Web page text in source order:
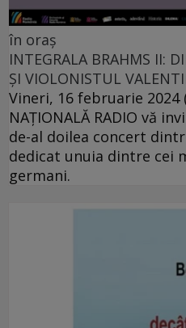
în oraș
INTEGRALA BRAHMS II:
ȘI VIOLONISTUL
Vineri, 16 februarie 2024
NAŢIONALĂ RADIO vă
de-al doilea concert
dedicat unuia dintre cei
germani.